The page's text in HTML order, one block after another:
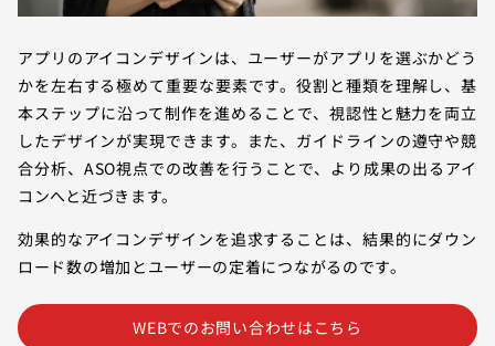
アプリのアイコンデザインは、ユーザーがアプリを選ぶかどう
かを左右する極めて重要な要素です。役割と種類を理解し、基
本ステップに沿って制作を進めることで、視認性と魅力を両立
したデザインが実現できます。また、ガイドラインの遵守や競
合分析、ASO視点での改善を行うことで、より成果の出るアイ
コンへと近づきます。
効果的なアイコンデザインを追求することは、結果的にダウン
ロード数の増加とユーザーの定着につながるのです。
WEBでのお問い合わせはこちら